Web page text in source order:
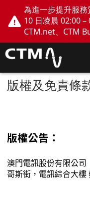
為進一步提升服務
10 日凌晨 02:00 –
CTM.net、CTM
網上服務將會暫
版權及免責條
版權公告：
澳門電訊股份有限公司
哥斯街，電訊綜合大樓